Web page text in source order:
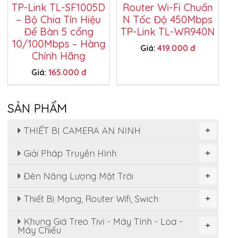
TP-Link TL-SF1005D
– Bộ Chia Tín Hiệu
Để Bàn 5 cổng
10/100Mbps – Hàng
Chính Hãng
Giá: 165.000 đ
Router Wi-Fi Chuẩn
N Tốc Độ 450Mbps
TP-Link TL-WR940N
Giá: 419.000 đ
SẢN PHẨM
+
THIẾT BỊ CAMERA AN NINH
+
Giải Pháp Truyền Hình
+
Đèn Năng Lượng Mặt Trời
+
Thiết Bị Mạng, Router Wifi, Swich
+
Khung Giá Treo Tivi - Máy Tính - Loa -
Máy Chiếu